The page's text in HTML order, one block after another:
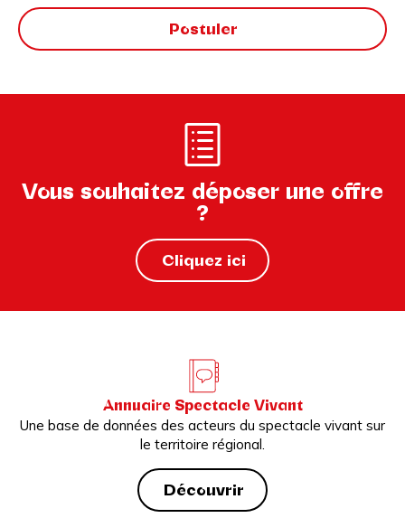
Postuler
Vous souhaitez déposer une offre
?
Cliquez ici
Annuaire Spectacle Vivant
Une base de données des acteurs du spectacle vivant sur
le territoire régional.
Découvrir